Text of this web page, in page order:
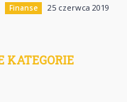
Finanse 25 czerwca 2019
KATEGORIE